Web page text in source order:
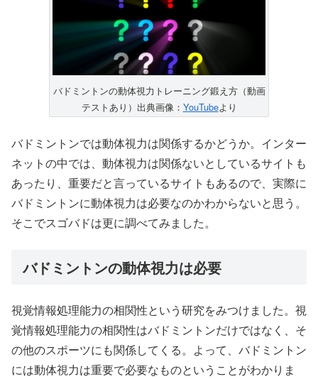
バドミントンの動体視力トレーニング鍛え方（動画
テストあり）出典画像： YouTubeより
バドミントンでは動体視力は関係するかどうか。インター
ネットの中では、動体視力は関係ないとしているサイトも
あったり、重要だと言っているサイトもあるので、実際に
バドミントンに動体視力は必要なのかわからないと思う。
そこでスゴバドは更に調べてみました。
バドミントンの動体視力は必要
視覚情報処理能力の相関性という研究をみつけました。視
覚情報処理能力の相関性はバドミントンだけではなく、そ
の他のスポーツにも関係してくる。よって、バドミントン
には動体視力は重要で必要なものということがわかりま